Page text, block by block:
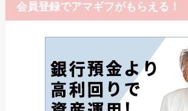
会員登録でアマギフがもらえる！